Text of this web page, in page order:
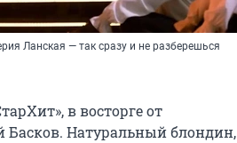
Ланская — так сразу и не разберешься
в восторге от
Басков. Натуральный блондин,